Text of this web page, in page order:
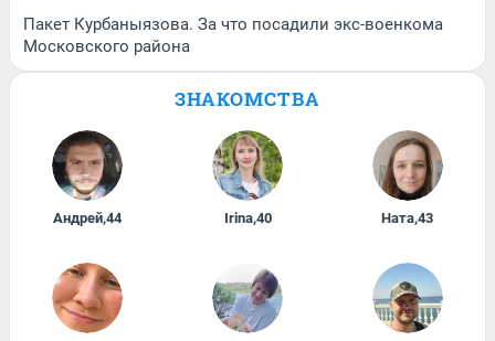
Пакет Курбаныязова. За что посадили экс-военкома
Московского района
ЗНАКОМСТВА
Андрей,44 Irina,40 Ната,43